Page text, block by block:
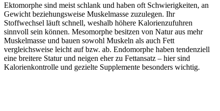
Ektomorphe sind meist schlank und haben oft Schwierigkeiten, an
Gewicht beziehungsweise Muskelmasse zuzulegen. Ihr
Stoffwechsel läuft schnell, weshalb höhere Kalorienzufuhren
sinnvoll sein können. Mesomorphe besitzen von Natur aus mehr
Muskelmasse und bauen sowohl Muskeln als auch Fett
vergleichsweise leicht auf bzw. ab. Endomorphe haben tendenziell
eine breitere Statur und neigen eher zu Fettansatz – hier sind
Kalorienkontrolle und gezielte Supplemente besonders wichtig.